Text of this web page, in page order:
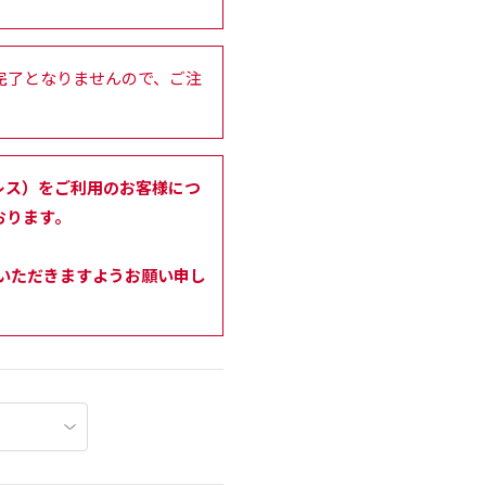
了となりませんので、ご注
）をご利用のお客様につ
ます。
ただきますようお願い申し